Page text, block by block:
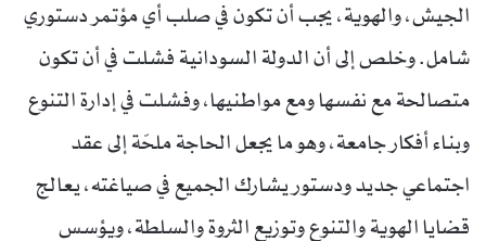
الجيش، والهوية، يجب أن تكون في صلب أي مؤتمر دستوري
شامل. وخلص إلى أن الدولة السودانية فشلت في أن تكون
متصالحة مع نفسها ومع مواطنيها، وفشلت في إدارة التنوع
وبناء أفكار جامعة، وهو ما يجعل الحاجة ملحّة إلى عقد
اجتماعي جديد ودستور يشارك الجميع في صياغته، يعالج
قضايا الهوية والتنوع وتوزيع الثروة والسلطة، ويؤسس